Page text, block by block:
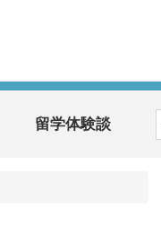
留学体験談